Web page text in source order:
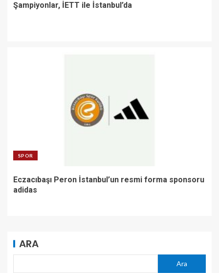
Şampiyonlar, İETT ile İstanbul’da
SPOR
Eczacıbaşı Peron İstanbul’un resmi forma sponsoru
adidas
ARA
Ara